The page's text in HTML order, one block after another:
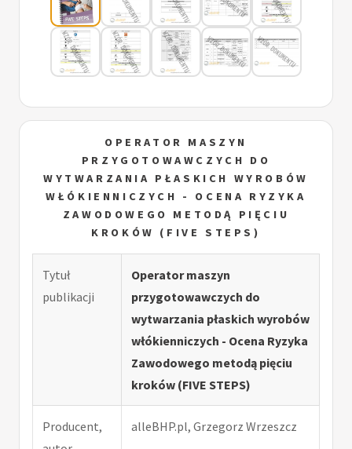
OPERATOR MASZYN
PRZYGOTOWAWCZYCH DO
WYTWARZANIA PŁASKICH WYROBÓW
WŁÓKIENNICZYCH - OCENA RYZYKA
ZAWODOWEGO METODĄ PIĘCIU
KROKÓW (FIVE STEPS)
Tytuł
publikacji
Operator maszyn
przygotowawczych do
wytwarzania płaskich wyrobów
włókienniczych - Ocena Ryzyka
Zawodowego metodą pięciu
kroków (FIVE STEPS)
Producent,
alleBHP.pl, Grzegorz Wrzeszcz